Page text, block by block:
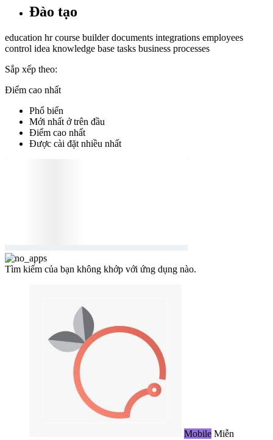
Đào tạo
education hr course builder documents integrations employees
control idea knowledge base tasks business processes
Sắp xếp theo:
Điểm cao nhất
Phổ biến
Mới nhất ở trên đầu
Điểm cao nhất
Được cài đặt nhiều nhất
Tìm kiếm của bạn không khớp với ứng dụng nào.
Mobile Miễn